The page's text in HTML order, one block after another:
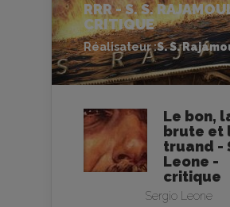
RRR - S. S.
CRITIQUE
Réalisateur :S. S.
Le bon,
brute et
truand -
Leone -
critique
Sergio Leone